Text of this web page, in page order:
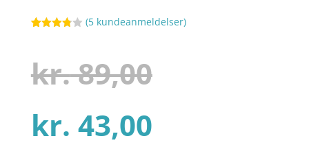
5
baseret
på
er
(5 kundeanmeldelser)
kr.89,00
kr. 43,00Den